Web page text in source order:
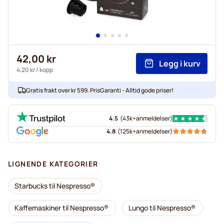
42,00 kr
4,20 kr/ kopp
Legg i kurv
Gratis frakt over kr 599. PrisGaranti - Alltid gode priser!
4.5 (43k+anmeldelser)
4.8 (125k+anmeldelser)
LIGNENDE KATEGORIER
Starbucks til Nespresso®
Kaffemaskiner til Nespresso® Lungo til Nespresso®